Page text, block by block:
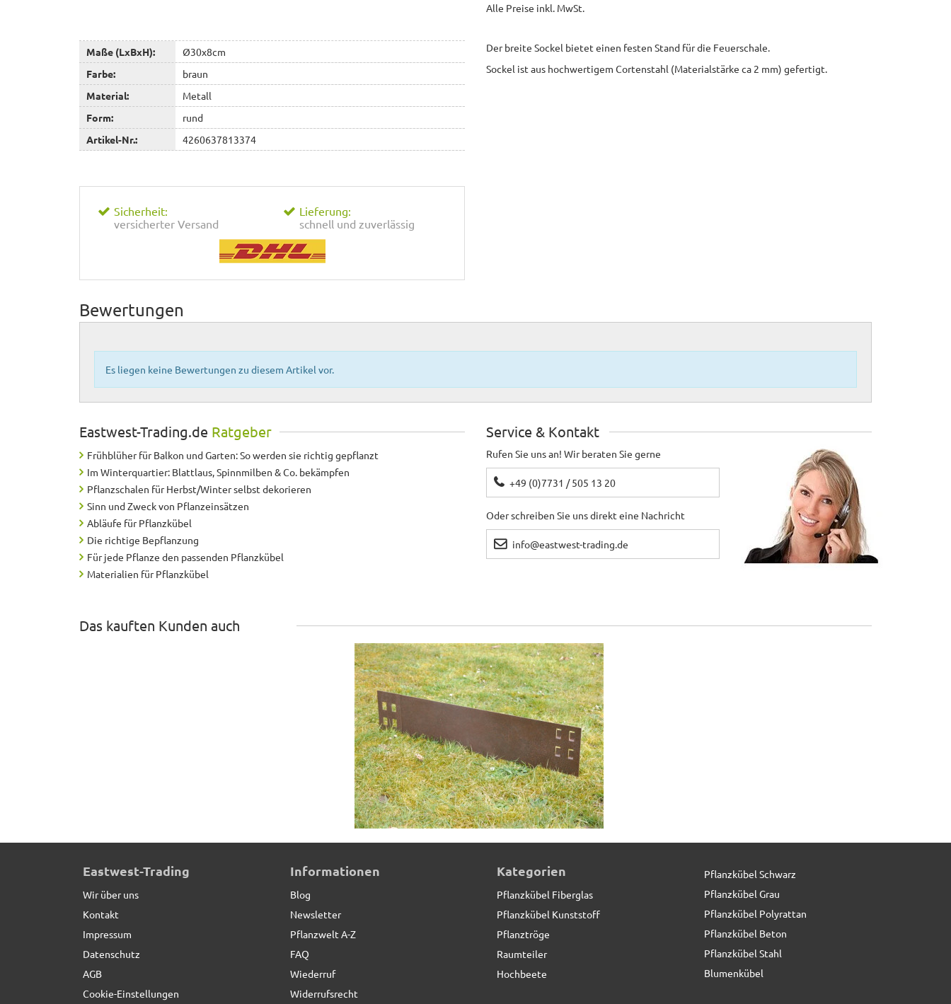
Alle Preise inkl. MwSt.
Maße (LxBxH):
Ø30x8cm
Farbe:
braun
Material:
Metall
Form:
rund
Artikel-Nr.:
4260637813374
Sicherheit:
versicherter Versand
Lieferung:
schnell und zuverlässig
Der breite Sockel bietet einen festen Stand für die Feuerschale.
Sockel ist aus hochwertigem Cortenstahl (Materialstärke ca 2 mm) gefertigt.
Bewertungen
Es liegen keine Bewertungen zu diesem Artikel vor.
Eastwest-Trading.de Ratgeber
Frühblüher für Balkon und Garten: So werden sie richtig gepflanzt
Im Winterquartier: Blattlaus, Spinnmilben & Co. bekämpfen
Pflanzschalen für Herbst/Winter selbst dekorieren
Sinn und Zweck von Pflanzeinsätzen
Abläufe für Pflanzkübel
Die richtige Bepflanzung
Für jede Pflanze den passenden Pflanzkübel
Materialien für Pflanzkübel
Service & Kontakt
Rufen Sie uns an! Wir beraten Sie gerne
+49 (0)7731 / 505 13 20
Oder schreiben Sie uns direkt eine Nachricht
info@eastwest-trading.de
Das kauften Kunden auch
Beeteinfassung PRIMO aus Cortenstahl, Stecksystem*REDUZIERT*
12,90 € *
Eastwest-Trading
Wir über uns
Kontakt
Impressum
Datenschutz
AGB
Cookie-Einstellungen
Informationen
Blog
Newsletter
Pflanzwelt A-Z
FAQ
Wiederruf
Widerrufsrecht
Kategorien
Pflanzkübel Fiberglas
Pflanzkübel Kunststoff
Pflanztröge
Raumteiler
Hochbeete
Pflanzkübel Schwarz
Pflanzkübel Grau
Pflanzkübel Polyrattan
Pflanzkübel Beton
Pflanzkübel Stahl
Blumenkübel